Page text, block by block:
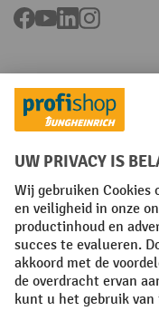
Facebook
YouTubeLinkedInInstagram
Talen
FR NL
Algemene
Privacyverklaring
All prices excl. VAT plus
if not stated otherwise.